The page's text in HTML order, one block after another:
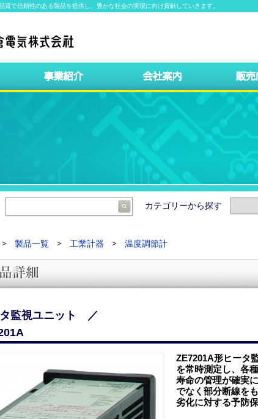
で信頼性のある製品を提供し、豊かな社会の実現に向け貢献していきます。
カテゴリーから探す
製品一覧 工業計器 温度調節計
監視ユニット ／
ZE7201A形ヒータ
を常時測定し、各
寿命の管理が確実
でなく部分断線を
劣化に対する予防